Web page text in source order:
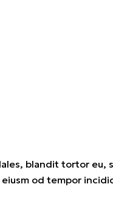
blandit tortor
od tempor